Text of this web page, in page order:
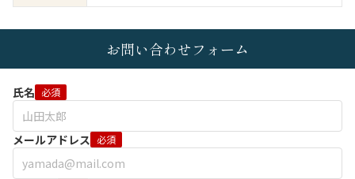
お問い合わせフォーム
氏名 必須
メールアドレス 必須